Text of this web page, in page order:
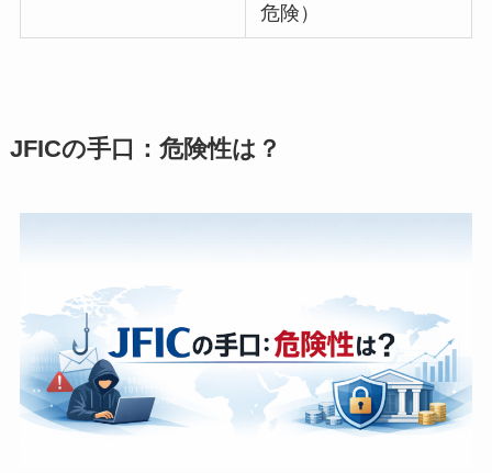
危険）
JFICの手口：危険性は？